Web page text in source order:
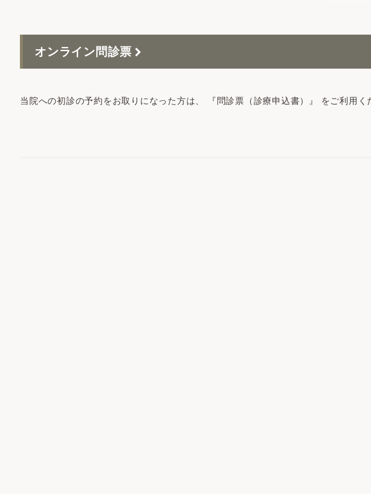
オンライン問診票
当院への初診の予約をお取りになった方は、 『問診票（診療申込書）』 をご利用